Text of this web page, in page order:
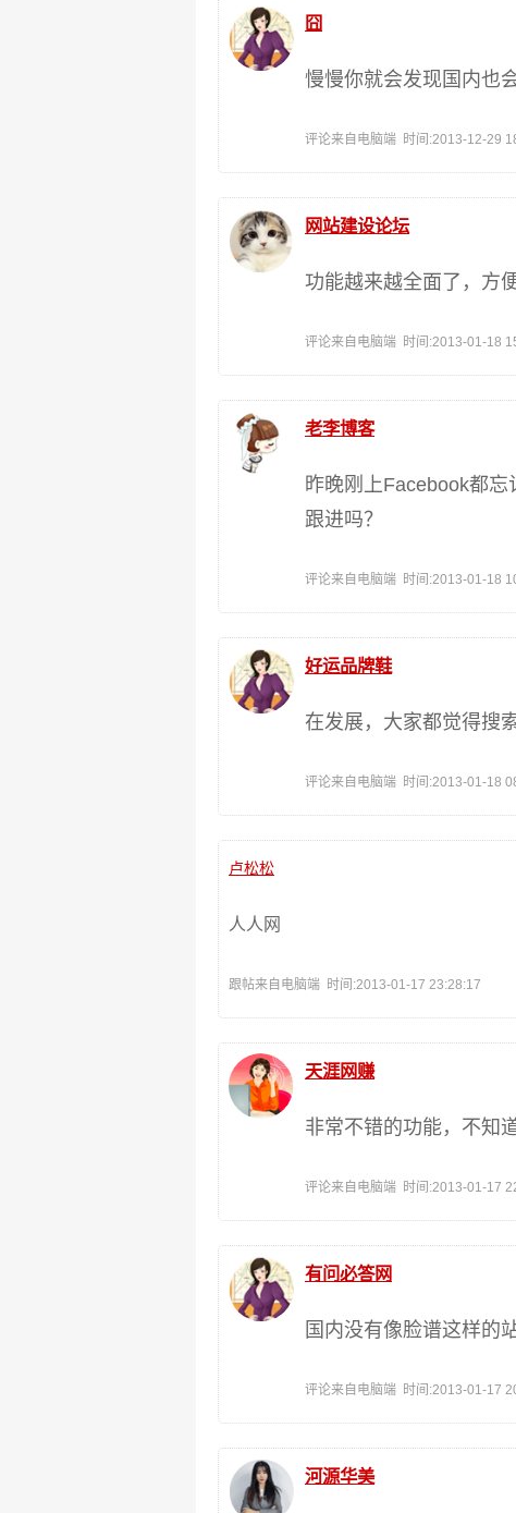
囧
慢慢你就会发现国内也
评论来自电脑端 时间:2013-12-29
网站建设论坛
功能越来越全面了，方
评论来自电脑端 时间:2013-01-18
老李博客
昨晚刚上Facebook都
跟进吗？
评论来自电脑端 时间:2013-01-18
好运品牌鞋
在发展，大家都觉得搜
评论来自电脑端 时间:2013-01-18
卢松松
人人网
跟帖来自电脑端 时间:2013-01-17 23:28:17
天涯网赚
非常不错的功能，不知
评论来自电脑端 时间:2013-01-17
有问必答网
国内没有像脸谱这样的
评论来自电脑端 时间:2013-01-17
河源华美